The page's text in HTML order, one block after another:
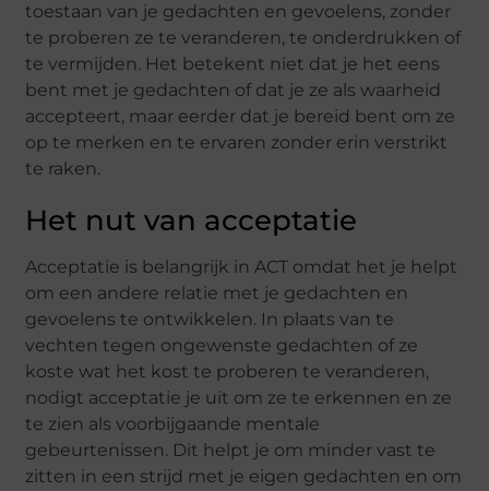
toestaan van je gedachten en gevoelens, zonder
te proberen ze te veranderen, te onderdrukken of
te vermijden. Het betekent niet dat je het eens
bent met je gedachten of dat je ze als waarheid
accepteert, maar eerder dat je bereid bent om ze
op te merken en te ervaren zonder erin verstrikt
te raken.
Het nut van acceptatie
Acceptatie is belangrijk in ACT omdat het je helpt
om een andere relatie met je gedachten en
gevoelens te ontwikkelen. In plaats van te
vechten tegen ongewenste gedachten of ze
koste wat het kost te proberen te veranderen,
nodigt acceptatie je uit om ze te erkennen en ze
te zien als voorbijgaande mentale
gebeurtenissen. Dit helpt je om minder vast te
zitten in een strijd met je eigen gedachten en om